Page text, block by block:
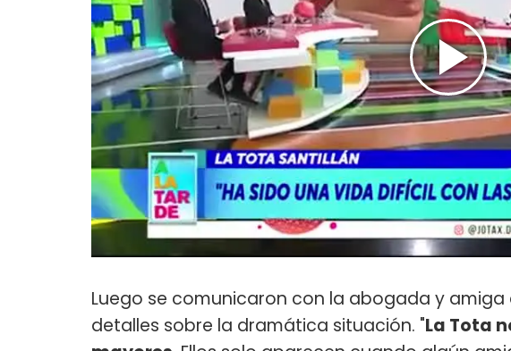
Luego se comunicaron con la abogada y
detalles sobre la dramática situación. "La Tota